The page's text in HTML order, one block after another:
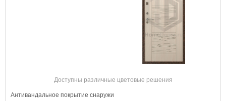
Доступны различные цветовые решения
Антивандальное покрытие снаружи